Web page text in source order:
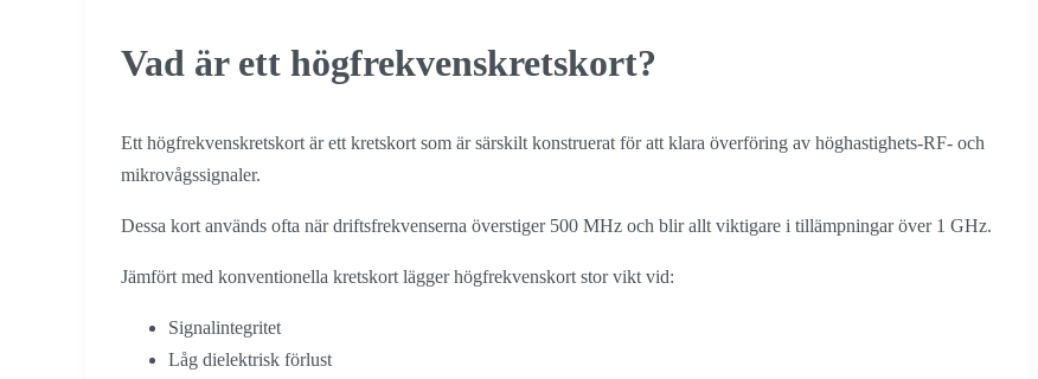
Vad är ett högfrekvenskretskort?
Ett högfrekvenskretskort är ett kretskort som är särskilt konstruerat för att klara överföring av höghastighets-RF- och
mikrovågssignaler.
Dessa kort används ofta när driftsfrekvenserna överstiger 500 MHz och blir allt viktigare i tillämpningar över 1 GHz.
Jämfört med konventionella kretskort lägger högfrekvenskort stor vikt vid:
Signalintegritet
Låg dielektrisk förlust